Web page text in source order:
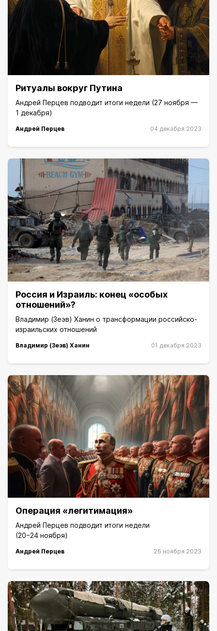
Ритуалы вокруг Путина
Андрей Перцев подводит итоги недели (27 ноября —
1 декабря)
Андрей Перцев 04 декабря 2023
Россия и Израиль: конец «особых
отношений»?
Владимир (Зеэв) Ханин о трансформации российско-
израильских отношений
Владимир (Зеэв) Ханин 01 декабря 2023
Операция «легитимация»
Андрей Перцев подводит итоги недели
(20−24 ноября)
Андрей Перцев 26 ноября 2023